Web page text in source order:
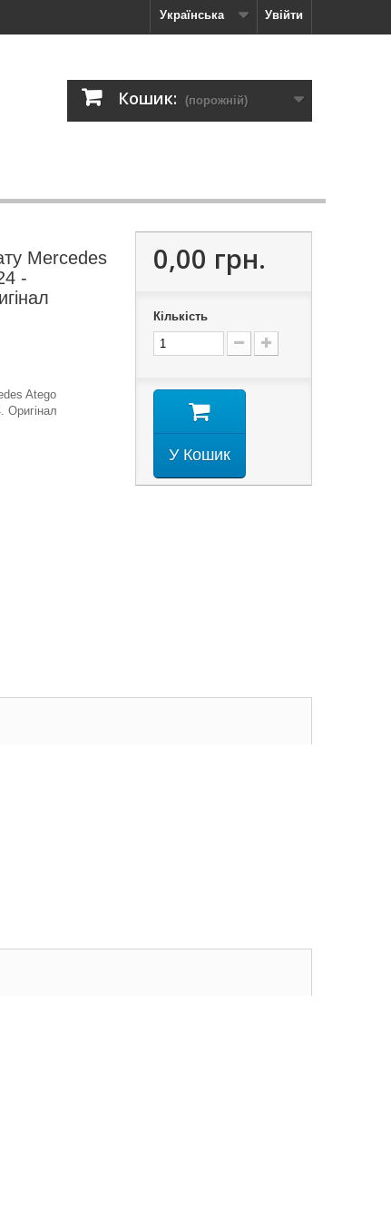
Увійти
Українська
Кошик: (порожній)
Mercedes
-
Atego
Оригінал
0,00 грн.
Кількість
У Кошик